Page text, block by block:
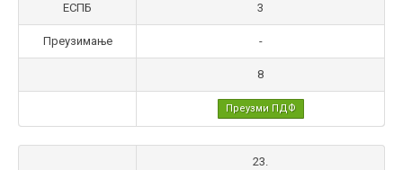
ЕСПБ 3
Преузимање -
8
Преузми ПДФ
23.